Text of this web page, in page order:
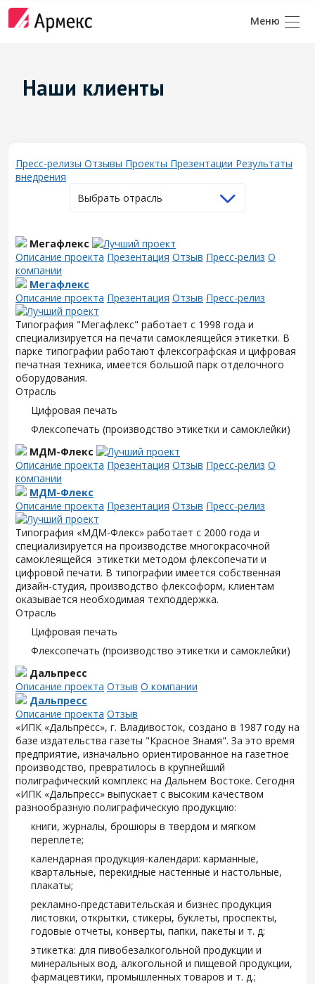
Наши клиенты
Пресс-релизы Отзывы Проекты Презентации Результаты
внедрения
Выбрать отрасль
Мегафлекс
Описание проекта Презентация Отзыв Пресс-релиз О
компании
Мегафлекс
Описание проекта Презентация Отзыв Пресс-релиз
Типография "Мегафлекс" работает с 1998 года и
специализируется на печати самоклеящейся этикетки. В
парке типографии работают флексографская и цифровая
печатная техника, имеется большой парк отделочного
оборудования.
Отрасль
Цифровая печать
Флексопечать (производство этикетки и самоклейки)
МДМ-Флекс
Описание проекта Презентация Отзыв Пресс-релиз О
компании
МДМ-Флекс
Описание проекта Презентация Отзыв Пресс-релиз
Типография «МДМ-Флекс» работает с 2000 года и
специализируется на производстве многокрасочной
самоклеящейся этикетки методом флексопечати и
цифровой печати. В типографии имеется собственная
дизайн-студия, производство флексоформ, клиентам
оказывается необходимая техподдержка.
Отрасль
Цифровая печать
Флексопечать (производство этикетки и самоклейки)
Дальпресс
Описание проекта Отзыв О компании
Дальпресс
Описание проекта Отзыв
«ИПК «Дальпресс», г. Владивосток, создано в 1987 году на
базе издательства газеты "Красное Знамя". За это время
предприятие, изначально ориентированное на газетное
производство, превратилось в крупнейший
полиграфический комплекс на Дальнем Востоке. Сегодня
«ИПК «Дальпресс» выпускает с высоким качеством
разнообразную полиграфическую продукцию:
книги, журналы, брошюры в твердом и мягком
переплете;
календарная продукция-календари: карманные,
квартальные, перекидные настенные и настольные,
плакаты;
рекламно-представительская и бизнес продукция
листовки, открытки, стикеры, буклеты, проспекты,
годовые отчеты, конверты, папки, пакеты и т. д;
этикетка: для пивобезалкогольной продукции и
минеральных вод, алкогольной и пищевой продукции,
фармацевтики, промышленных товаров и т. д.;